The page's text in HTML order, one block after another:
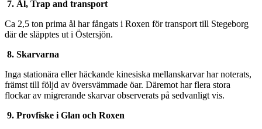
7. Ål, Trap and transport
Ca 2,5 ton prima ål har fångats i Roxen för transport till Stegeborg
där de släpptes ut i Östersjön.
8. Skarvarna
Inga stationära eller häckande kinesiska mellanskarvar har noterats,
främst till följd av översvämmade öar. Däremot har flera stora
flockar av migrerande skarvar observerats på sedvanligt vis.
9. Provfiske i Glan och Roxen